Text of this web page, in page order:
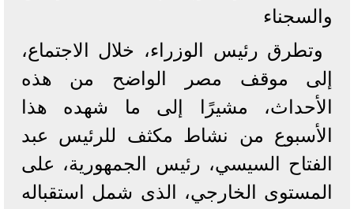
والسجناء
وتطرق رئيس الوزراء، خلال الاجتماع،
إلى موقف مصر الواضح من هذه
الأحداث، مشيرًا إلى ما شهده هذا
الأسبوع من نشاط مكثف للرئيس عبد
الفتاح السيسي، رئيس الجمهورية، على
المستوى الخارجي، الذى شمل استقباله